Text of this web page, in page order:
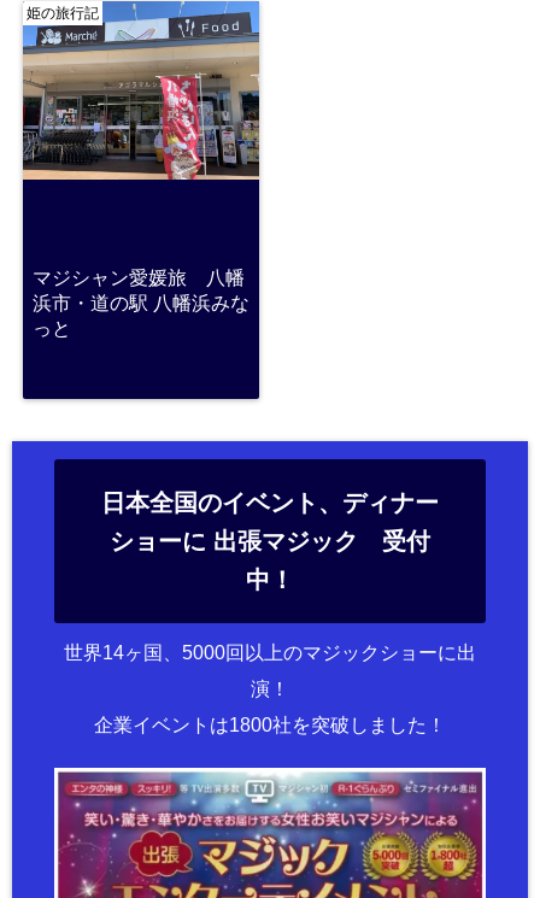
姫の旅行記
マジシャン愛媛旅 八幡
浜市・道の駅 八幡浜みな
っと
日本全国のイベント、ディナー
ショーに 出張マジック 受付
中！
世界14ヶ国、5000回以上のマジックショーに出
演！
企業イベントは1800社を突破しました！